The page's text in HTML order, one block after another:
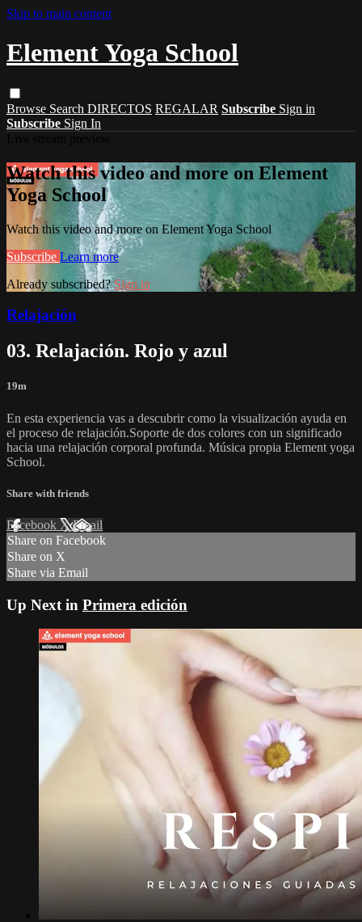
Skip to main content
Element Yoga School
Browse Search DIRECTOS REGALAR Subscribe Sign in
Subscribe Sign In
Watch this video and more on Element
Yoga School
Watch this video and more on Element Yoga School
Subscribe Learn more
Already subscribed?Sign in
Relajación
03. Relajación. Rojo y azul
19m
En esta experiencia vas a descubrir como la visualización ayuda en
el proceso de relajación.Soporte de dos colores con un significado
hacia una relajación corporal profunda. Música propia Element yoga
School.
Share with friends
Facebook XEmail
Share on Facebook
Share on X
Share via Email
Up Next in Primera edición